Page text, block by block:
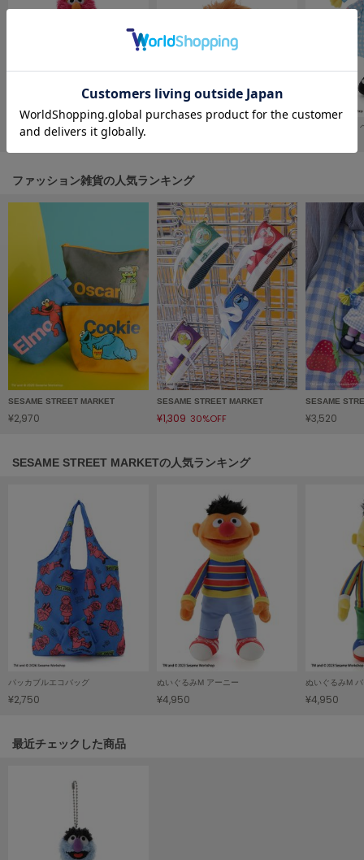
gelato pique
ジェラート ピケ
gelato pique Sleep
ジェラート ピケ スリープ
GRAMICCI
グラミチ
Henon.
へノン
ハンター
HOKA ONEONE
LAATO
ラート
le coq sportif
ルコックスポルティフ
LeSportsac
LILY BROWN
LILY BROWN Lingerie
リリーブラウンランジェリー
LITTLE UNION TOKYO
リトルユニオン トウキョウ
¥2,970
ぬいぐるみS
ファッション雑貨の人気ランキング
SESAME STREET MARKET
¥2,970
SESAME STREET MARKET
¥1,309 30%OFF
SESAME
¥3,520
SESAME STREET MARKETの人気ランキング
パッカブルエコバッグ
¥2,750
ぬいぐるみM アーニー
¥4,950
ぬいぐるみM
¥4,950
関連記事
最近チェックした商品